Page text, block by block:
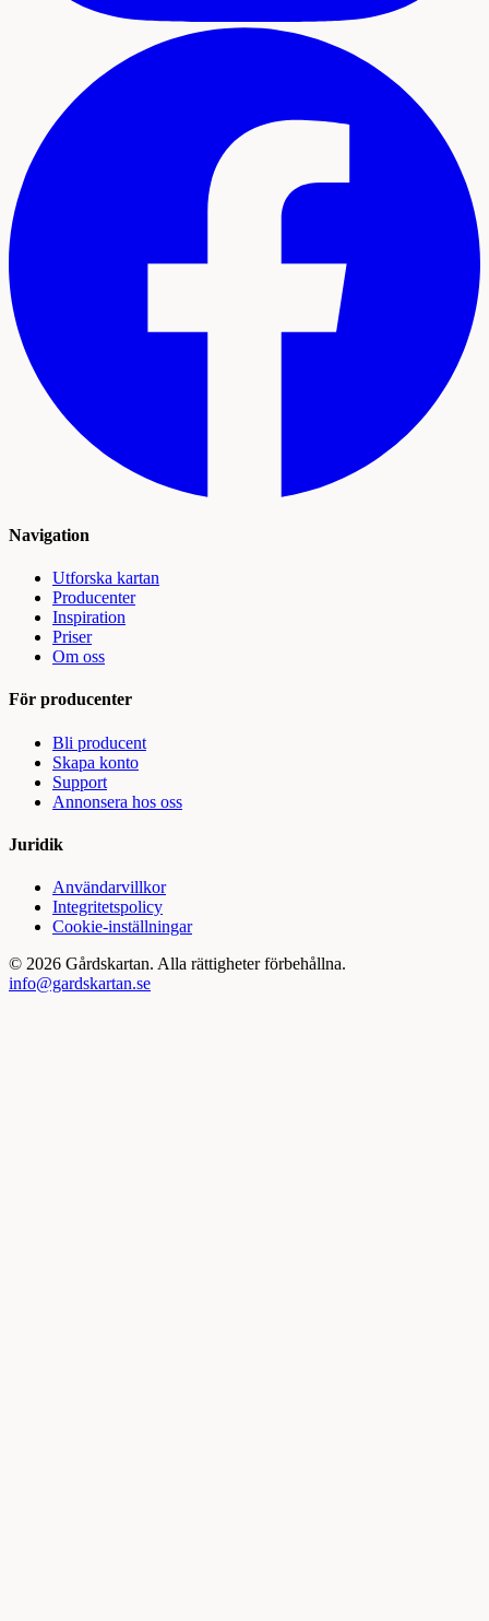
Navigation
Utforska kartan
Producenter
Inspiration
Priser
Om oss
För producenter
Bli producent
Skapa konto
Support
Annonsera hos oss
Juridik
Användarvillkor
Integritetspolicy
Cookie-inställningar
© 2026 Gårdskartan. Alla rättigheter förbehållna.
info@gardskartan.se